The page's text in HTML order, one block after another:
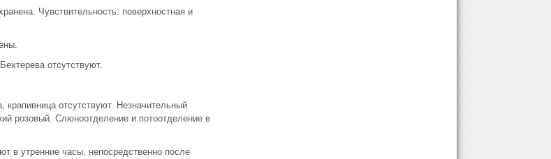
Чувствительность: поверхностная и
отсутствуют.
крапивница отсутствуют. Незначительный
розовый. Слюноотделение и потоотделение в
в утренние часы, непосредственно после